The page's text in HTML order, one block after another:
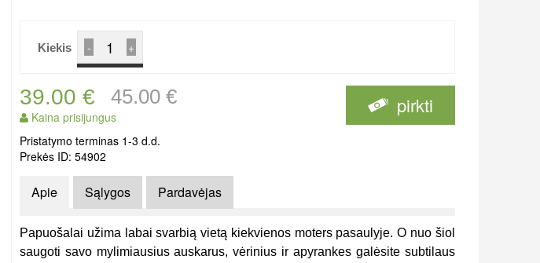
Kiekis - +
39.00 €
Kaina prisijungus
45.00 € pirkti
Pristatymo terminas 1-3 d.d.
Prekės ID: 54902
Apie Sąlygos Pardavėjas
Papuošalai užima labai svarbią vietą kiekvienos moters pasaulyje. O nuo šiol
saugoti savo mylimiausius auskarus, vėrinius ir apyrankes galėsite subtilaus